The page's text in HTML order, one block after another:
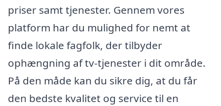
priser samt tjenester. Gennem vores
platform har du mulighed for nemt at
finde lokale fagfolk, der tilbyder
ophængning af tv-tjenester i dit område.
På den måde kan du sikre dig, at du får
den bedste kvalitet og service til en